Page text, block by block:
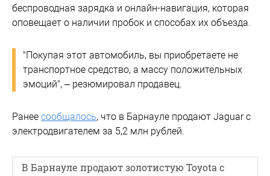
беспроводная зарядка и онлайн-навигация, которая
оповещает о наличии пробок и способах их объезда.
"Покупая этот автомобиль, вы приобретаете не
транспортное средство, а массу положительных
эмоций", – резюмировал продавец.
Ранее сообщалось, что в Барнауле продают Jaguar с
электродвигателем за 5,2 млн рублей.
В Барнауле продают золотистую Toyota с